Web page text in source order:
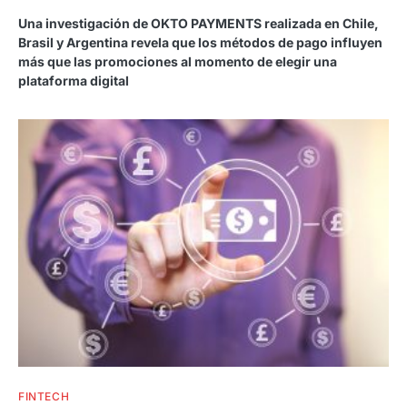
Una investigación de OKTO PAYMENTS realizada en Chile,
Brasil y Argentina revela que los métodos de pago influyen
más que las promociones al momento de elegir una
plataforma digital
FINTECH